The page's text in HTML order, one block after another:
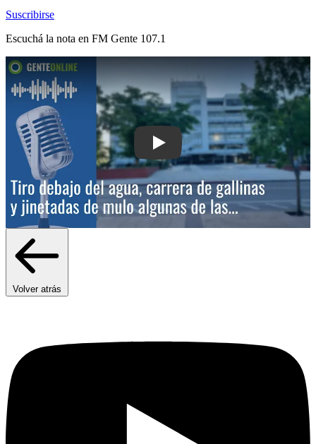
Suscribirse
Escuchá la nota en FM Gente 107.1
Play: Llega la tercera edición del
Volver atrás